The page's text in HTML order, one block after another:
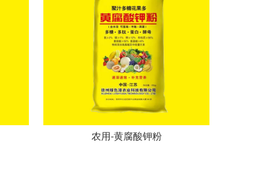
农用-黄腐酸钾粉